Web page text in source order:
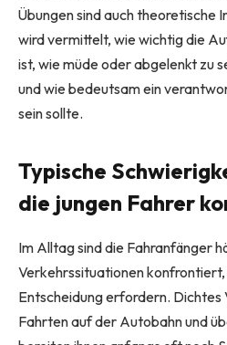
Übungen sind auch theoretische
wird vermittelt, wie wichtig die
ist, wie müde oder abgelenkt zu
und wie bedeutsam ein
sein sollte.
Typische
die jungen Fahrer
Im Alltag sind die Fahranfänger
Verkehrssituationen konfrontiert,
Entscheidung erfordern. Dichtes
Fahrten auf der Autobahn und